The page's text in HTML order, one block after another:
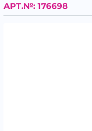
АРТ.№: 176698